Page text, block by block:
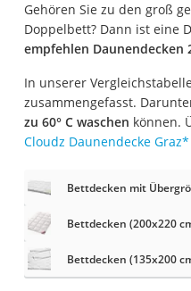
Gehören Sie zu den groß
Doppelbett? Dann ist eine
empfehlen Daunendecken
In unserer
zusammengefasst.
zu 60° C waschen können.
Cloudz Daunendecke Graz*
Bettdecken mit
Bettdecken (200x220
Bettdecken (135x200